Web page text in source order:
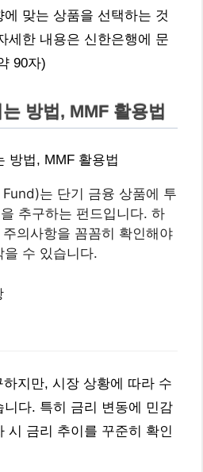
맞는 상품을 선택하는 것
세한 내용은 신한은행에 문
90자)
방법, MMF 활용법
방법, MMF 활용법
는 단기 금융 상품에 투
추구하는 펀드입니다. 하
의사항을 꼼꼼히 확인해야
을 수 있습니다.
지만, 시장 상황에 따라 수
다. 특히 금리 변동에 민감
시 금리 추이를 꾸준히 확인